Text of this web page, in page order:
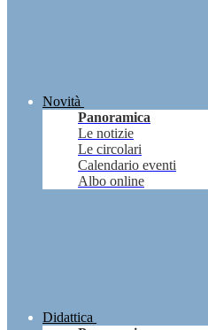
Novità
Panoramica
Le notizie
Le circolari
Calendario eventi
Albo online
Didattica